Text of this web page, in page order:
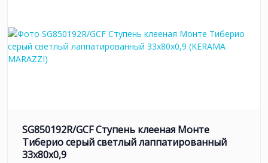
SG850192R/GCF Ступень клееная Монте
Тиберио серый светлый лаппатированный
33x80x0,9